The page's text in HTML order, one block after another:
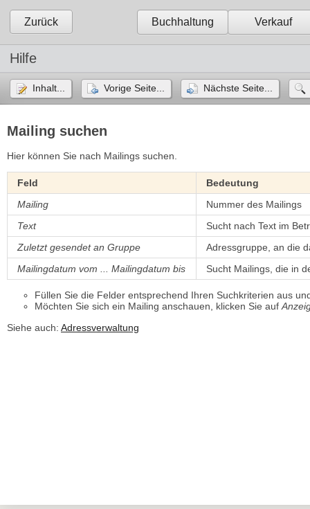
Zurück Buchhaltung Verkauf
Hilfe
Inhalt... Vorige Seite... Nächste Seite...
Mailing suchen
Hier können Sie nach Mailings suchen.
Feld
Bedeutung
Mailing
Nummer des Mailings
Text
Sucht nach Text im
Zuletzt gesendet an Gruppe
Adressgruppe, an die
Mailingdatum vom ... Mailingdatum bis
Sucht Mailings, die in
Füllen Sie die Felder entsprechend Ihren Suchkriterien aus
Möchten Sie sich ein Mailing anschauen, klicken Sie auf
Siehe auch: Adressverwaltung